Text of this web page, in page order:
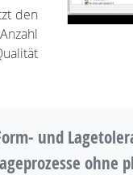
den
und
ohne